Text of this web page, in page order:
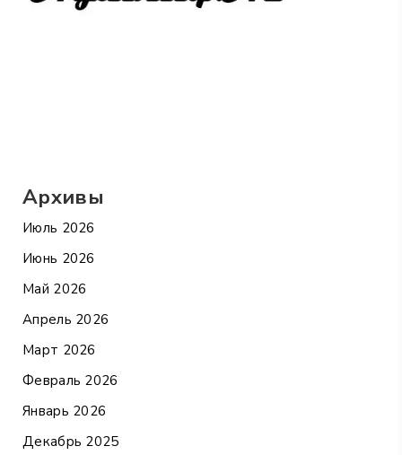
Архивы
Июль 2026
Июнь 2026
Май 2026
Апрель 2026
Март 2026
Февраль 2026
Январь 2026
Декабрь 2025